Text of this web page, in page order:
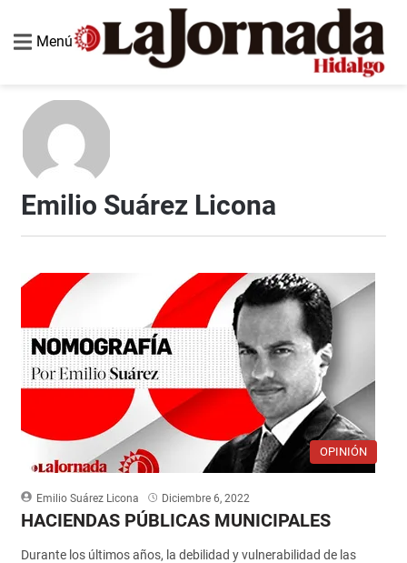
Menú
Emilio Suárez Licona
OPINIÓN
Emilio Suárez Licona Diciembre 6, 2022
HACIENDAS PÚBLICAS MUNICIPALES
Durante los últimos años, la debilidad y vulnerabilidad de las